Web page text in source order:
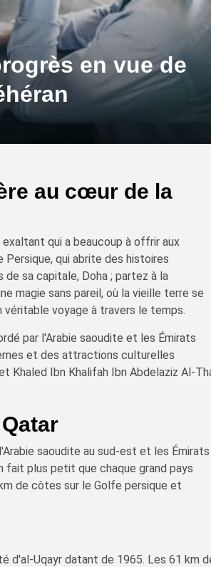
en vue de
au cœur de la
qui a beaucoup à offrir aux
qui abrite des histoires
sa capitale, Doha ; partez à la
magie sans pareil, où la vieille terre se
véritable voyage à travers le temps.
par l'Arabie saoudite et les Émirats
et des attractions culturelles
Khaled Ibn Khalifah Ibn Abdelaziz Al-
saoudite au sud-est et les Émirats
fait plus petit que chaque grand pays
de côtes sur le Golfe persique et
d'al-Uqayr datant de 1965. Les 61 km